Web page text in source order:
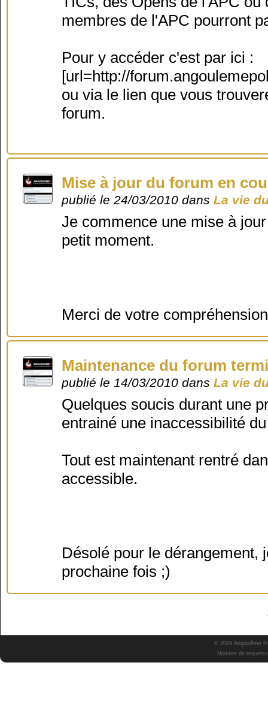
membres de l'APC pourront
Pour y accéder c'est par ici :
[url=http://
ou via le lien que vous
forum.
Mise à jour du forum en
publié le 24/03/2010 dans La vie
Je commence une mise à
petit moment.
Merci de votre compréhension
Maintenance du forum
publié le 14/03/2010 dans La vie
Quelques soucis durant une
entrainé une inaccessibilité
Tout est maintenant rentré
accessible.
Désolé pour le dérangement,
prochaine fois ;)
© 2009 Angoulême
Nombre de